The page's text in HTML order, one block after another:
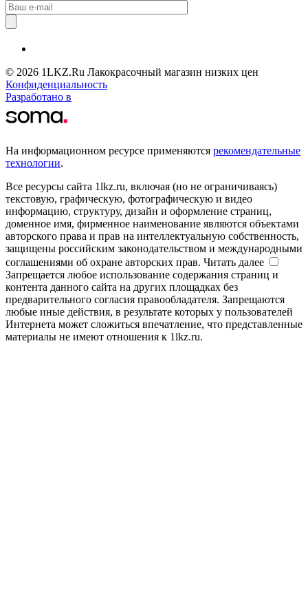
© 2026 1LKZ.Ru Лакокрасочный магазин низких цен
Конфиденциальность
Разработано в
На информационном ресурсе применяются рекомендательные
технологии.
Все ресурсы сайта 1lkz.ru, включая (но не ограничиваясь)
текстовую, графическую, фотографическую и видео
информацию, структуру, дизайн и оформление страниц,
доменное имя, фирменное наименование являются объектами
авторского права и прав на интеллектуальную собственность,
защищены российским законодательством и международными
соглашениями об охране авторских прав. Читать далее
Запрещается любое использование содержания страниц и
контента данного сайта на других площадках без
предварительного согласия правообладателя. Запрещаются
любые иные действия, в результате которых у пользователей
Интернета может сложиться впечатление, что представленные
материалы не имеют отношения к 1lkz.ru.